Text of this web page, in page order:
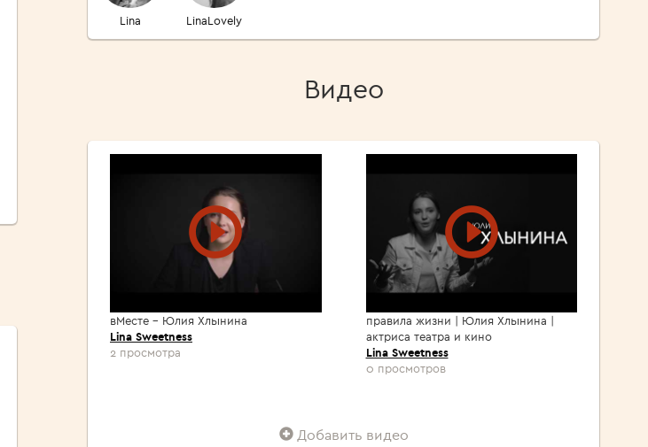
Lina
Sweetness
LinaLovely
Видео
вМесте - Юлия Хлынина
Lina Sweetness
2 просмотра
правила жизни | Юлия Хлынина |
актриса театра и кино
Lina Sweetness
0 просмотров
Добавить видео